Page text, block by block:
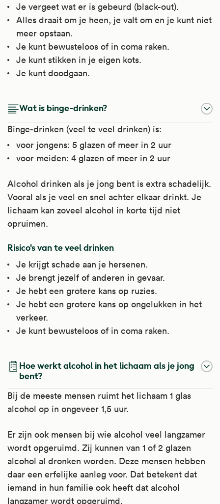
Je vergeet wat er is gebeurd (black-out).
Alles draait om je heen, je valt om en je kunt niet
meer opstaan.
Je kunt bewusteloos of in coma raken.
Je kunt stikken in je eigen kots.
Je kunt doodgaan.
Wat is binge-drinken?
Binge-drinken (veel te veel drinken) is:
voor jongens: 5 glazen of meer in 2 uur
voor meiden: 4 glazen of meer in 2 uur
Alcohol drinken als je jong bent is extra schadelijk.
Vooral als je veel en snel achter elkaar drinkt. Je
lichaam kan zoveel alcohol in korte tijd niet
opruimen.
Risico's van te veel drinken
Je krijgt schade aan je hersenen.
Je brengt jezelf of anderen in gevaar.
Je hebt een grotere kans op ruzies.
Je hebt een grotere kans op ongelukken in het
verkeer.
Je kunt bewusteloos of in coma raken.
Hoe werkt alcohol in het lichaam als je jong
bent?
Bij de meeste mensen ruimt het lichaam 1 glas
alcohol op in ongeveer 1,5 uur.
Er zijn ook mensen bij wie alcohol veel langzamer
wordt opgeruimd. Zij kunnen van 1 of 2 glazen
alcohol al dronken worden. Deze mensen hebben
daar een erfelijke aanleg voor. Dat betekent dat
iemand in hun familie ook heeft dat alcohol
langzamer wordt opgeruimd.